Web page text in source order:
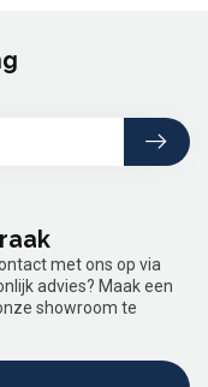
met ons op via
advies? Maak een
showroom te